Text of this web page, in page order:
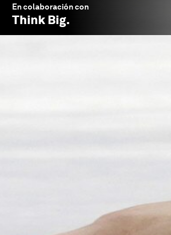
En colaboración con
Think Big.